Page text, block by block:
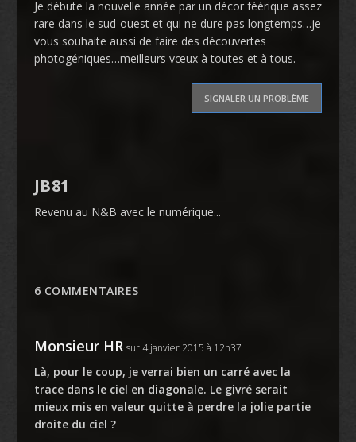
Je débute la nouvelle année par un décor féérique assez
rare dans le sud-ouest et qui ne dure pas longtemps…je
vous souhaite aussi de faire des découvertes
photogéniques…meilleurs vœux à toutes et à tous.
SIGNALER UN PROBLÈME
JB81
Revenu au N&B avec le numérique...
6 COMMENTAIRES
Monsieur HR sur 4 janvier 2015 à 12h37
Là, pour le coup, je verrai bien un carré avec la
trace dans le ciel en diagonale. Le givré serait
mieux mis en valeur quitte à perdre la jolie partie
droite du ciel ?